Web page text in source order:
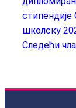
школску
Следећи